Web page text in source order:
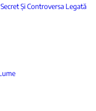
Și Controversa Legată